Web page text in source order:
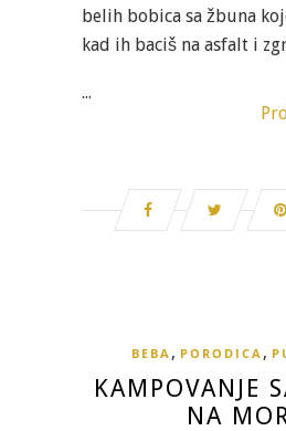
belih bobica sa žbuna
kad ih baciš na asfalt i
...
BEBA , PORODICA ,
KAMPOVANJE
NA